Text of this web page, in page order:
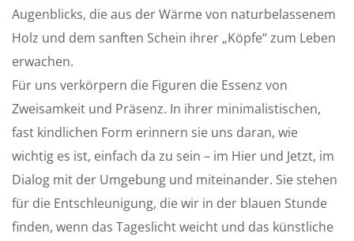
Augenblicks, die aus der Wärme von naturbelassenem
Holz und dem sanften Schein ihrer „Köpfe“ zum Leben
erwachen.
Für uns verkörpern die Figuren die Essenz von
Zweisamkeit und Präsenz. In ihrer minimalistischen,
fast kindlichen Form erinnern sie uns daran, wie
wichtig es ist, einfach da zu sein – im Hier und Jetzt, im
Dialog mit der Umgebung und miteinander. Sie stehen
für die Entschleunigung, die wir in der blauen Stunde
finden, wenn das Tageslicht weicht und das künstliche